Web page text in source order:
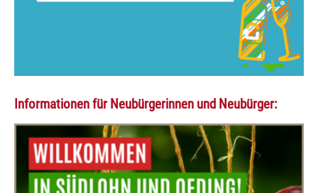
Informationen für Neubürgerinnen und Neubürger: